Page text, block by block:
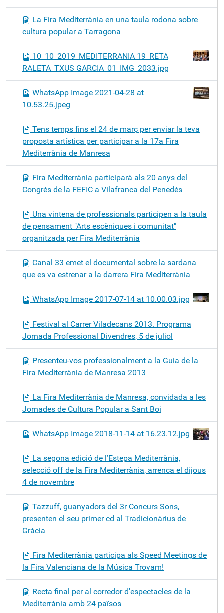
La Fira Mediterrània en una taula rodona sobre
cultura popular a Tarragona
10_10_2019_MEDITERRANIA 19_RETA
RALETA_TXUS GARCIA_01_IMG_2033.jpg
WhatsApp Image 2021-04-28 at
10.53.25.jpeg
Tens temps fins el 24 de març per enviar la teva
proposta artística per participar a la 17a Fira
Mediterrània de Manresa
Fira Mediterrània participarà als 20 anys del
Congrés de la FEFIC a Vilafranca del Penedès
Una vintena de professionals participen a la taula
de pensament "Arts escèniques i comunitat"
organitzada per Fira Mediterrània
Canal 33 emet el documental sobre la sardana
que es va estrenar a la darrera Fira Mediterrània
WhatsApp Image 2017-07-14 at 10.00.03.jpg
Festival al Carrer Viladecans 2013. Programa
Jornada Professional Divendres, 5 de juliol
Presenteu-vos professionalment a la Guia de la
Fira Mediterrània de Manresa 2013
La Fira Mediterrània de Manresa, convidada a les
Jornades de Cultura Popular a Sant Boi
WhatsApp Image 2018-11-14 at 16.23.12.jpg
La segona edició de l’Estepa Mediterrània,
selecció off de la Fira Mediterrània, arrenca el dijous
4 de novembre
Tazzuff, guanyadors del 3r Concurs Sons,
presenten el seu primer cd al Tradicionàrius de
Gràcia
Fira Mediterrània participa als Speed Meetings de
la Fira Valenciana de la Música Trovam!
Recta final per al corredor d'espectacles de la
Mediterrània amb 24 països